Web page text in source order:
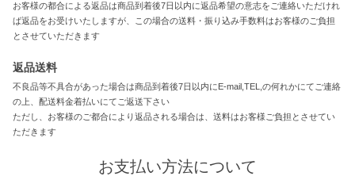
お客様の都合による返品は商品到着後7日以内に返品希望の意志をご連絡いただけれ
ば返品をお受けいたしますが、この場合の送料・振り込み手数料はお客様のご負担
とさせていただきます
返品送料
不良品等不具合があった場合は商品到着後7日以内にE-mail,TEL,の何れかにてご連絡
の上、配送料金着払いにてご返送下さい
ただし、お客様のご都合により返品される場合は、送料はお客様ご負担とさせてい
ただきます
お支払い方法について